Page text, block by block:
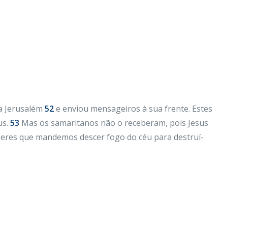
Jerusalém 52e enviou mensageiros à sua frente. Estes
53 Mas os samaritanos não o receberam, pois Jesus
que mandemos descer fogo do céu para destruí-